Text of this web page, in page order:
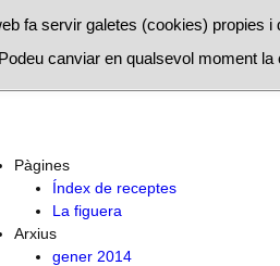
Pàgines
Índex de receptes
La figuera
Arxius
gener 2014
fa servir galetes (cookies) propies
Podeu canviar en qualsevol moment